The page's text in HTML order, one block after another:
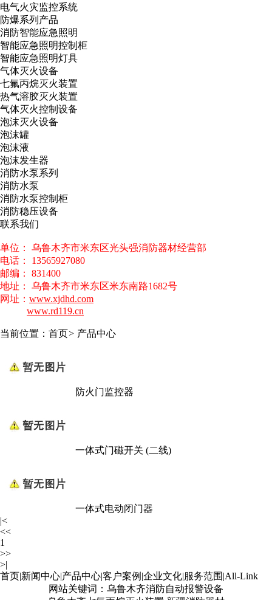
电气火灾监控系统
防爆系列产品
消防智能应急照明
智能应急照明控制柜
智能应急照明灯具
气体灭火设备
七氟丙烷灭火装置
热气溶胶灭火装置
气体灭火控制设备
泡沫灭火设备
泡沫罐
泡沫液
泡沫发生器
消防水泵系列
消防水泵
消防水泵控制柜
消防稳压设备
联系我们
单位： 乌鲁木齐市米东区光头强消防器材经营部
电话： 13565927080
邮编： 831400
地址： 乌鲁木齐市米东区米东南路1682号
网址： www.xjdhd.com
www.rd119.cn
当前位置： 首页> 产品中心
防火门监控器
一体式门磁开关 (二线)
一体式电动闭门器
|<
<<
1
>>
>|
首页|新闻中心|产品中心|客户案例 |企业文化|服务范围 |All-Link
网站关键词：乌鲁木齐消防自动报警设备